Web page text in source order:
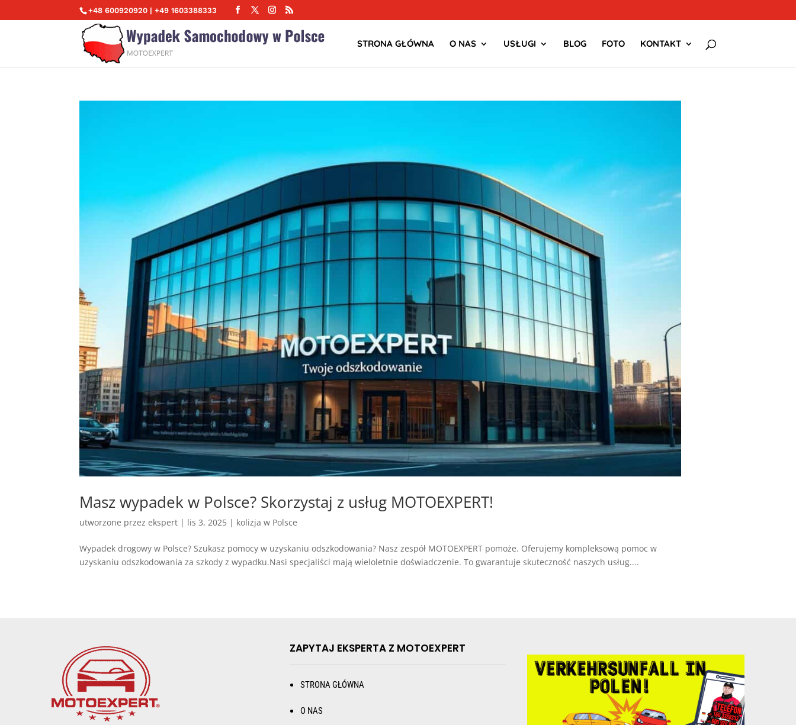
+48 600920920 | +49 1603388333
STRONA GŁÓWNA O NAS USŁUGI BLOG FOTO KONTAKT
Masz wypadek w Polsce? Skorzystaj z usług MOTOEXPERT!
utworzone przezekspert | lis 3, 2025 | kolizja w Polsce
Wypadek drogowy w Polsce? Szukasz pomocy w uzyskaniu odszkodowania? Nasz zespół MOTOEXPERT pomoże. Oferujemy kompleksową pomoc w
uzyskaniu odszkodowania za szkody z wypadku.Nasi specjaliści mają wieloletnie doświadczenie. To gwarantuje skuteczność naszych usług....
ZAPYTAJ EKSPERTA Z MOTOEXPERT
STRONA GŁÓWNA
O NAS